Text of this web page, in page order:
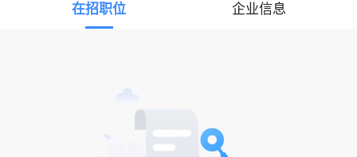
在招职位 企业信息